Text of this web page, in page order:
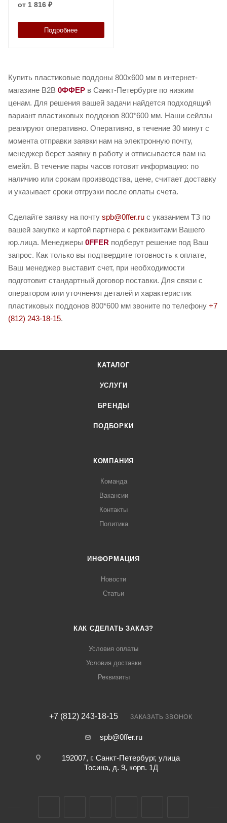
от 1 816 ₽
Подробнее
Купить пластиковые поддоны 800х600 мм в интернет-
магазине B2B 0ФФЕР в Санкт-Петербурге по низким
ценам. Для решения вашей задачи найдется подходящий
вариант пластиковых поддонов 800*600 мм. Наши сейлзы
реагируют оперативно. Оперативно, в течение 30 минут с
момента отправки заявки нам на электронную почту,
менеджер берет заявку в работу и отписывается вам на
емейл. В течение пары часов готовит информацию: по
наличию или срокам производства, цене, считает доставку
и указывает сроки отгрузки после оплаты счета.
Сделайте заявку на почту spb@0ffer.ru с указанием ТЗ по
вашей закупке и картой партнера с реквизитами Вашего
юр.лица. Менеджеры 0FFER подберут решение под Ваш
запрос. Как только вы подтвердите готовность к оплате,
Ваш менеджер выставит счет, при необходимости
подготовит стандартный договор поставки. Для связи с
оператором или уточнения деталей и характеристик
пластиковых поддонов 800*600 мм звоните по телефону +7
(812) 243-18-15.
КАТАЛОГ
УСЛУГИ
БРЕНДЫ
ПОДБОРКИ
КОМПАНИЯ
Команда
Вакансии
Контакты
Политика
ИНФОРМАЦИЯ
Новости
Статьи
КАК СДЕЛАТЬ ЗАКАЗ?
Условия оплаты
Условия доставки
Реквизиты
+7 (812) 243-18-15 ЗАКАЗАТЬ ЗВОНОК
spb@0ffer.ru
192007, г. Санкт-Петербург, улица
Тосина, д. 9, корп. 1Д